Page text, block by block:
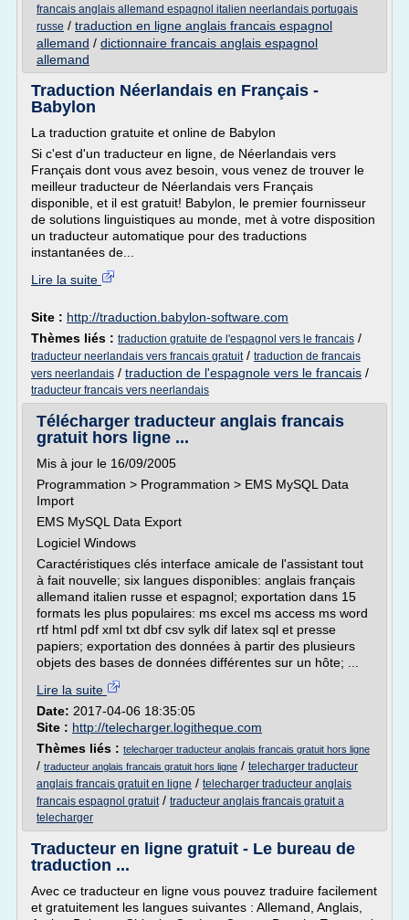
francais anglais allemand espagnol italien neerlandais portugais
russe / traduction en ligne anglais francais espagnol
allemand / dictionnaire francais anglais espagnol
allemand
Traduction Néerlandais en Français -
Babylon
La traduction gratuite et online de Babylon
Si c'est d'un traducteur en ligne, de Néerlandais vers
Français dont vous avez besoin, vous venez de trouver le
meilleur traducteur de Néerlandais vers Français
disponible, et il est gratuit! Babylon, le premier fournisseur
de solutions linguistiques au monde, met à votre disposition
un traducteur automatique pour des traductions
instantanées de...
Lire la suite
Site : http://traduction.babylon-software.com
Thèmes liés : traduction gratuite de l'espagnol vers le francais /
traducteur neerlandais vers francais gratuit/ traduction de francais
vers neerlandais / traduction de l'espagnole vers le francais /
traducteur francais vers neerlandais
Télécharger traducteur anglais francais
gratuit hors ligne ...
Mis à jour le 16/09/2005
Programmation > Programmation > EMS MySQL Data
Import
EMS MySQL Data Export
Logiciel Windows
Caractéristiques clés interface amicale de l'assistant tout
à fait nouvelle; six langues disponibles: anglais français
allemand italien russe et espagnol; exportation dans 15
formats les plus populaires: ms excel ms access ms word
rtf html pdf xml txt dbf csv sylk dif latex sql et presse
papiers; exportation des données à partir des plusieurs
objets des bases de données différentes sur un hôte; ...
Lire la suite
Date: 2017-04-06 18:35:05
Site : http://telecharger.logitheque.com
Thèmes liés : telecharger traducteur anglais francais gratuit hors ligne
/ traducteur anglais francais gratuit hors ligne / telecharger traducteur
anglais francais gratuit en ligne / telecharger traducteur anglais
francais espagnol gratuit/ traducteur anglais francais gratuit a
telecharger
Traducteur en ligne gratuit - Le bureau de
traduction ...
Avec ce traducteur en ligne vous pouvez traduire facilement
et gratuitement les langues suivantes : Allemand, Anglais,